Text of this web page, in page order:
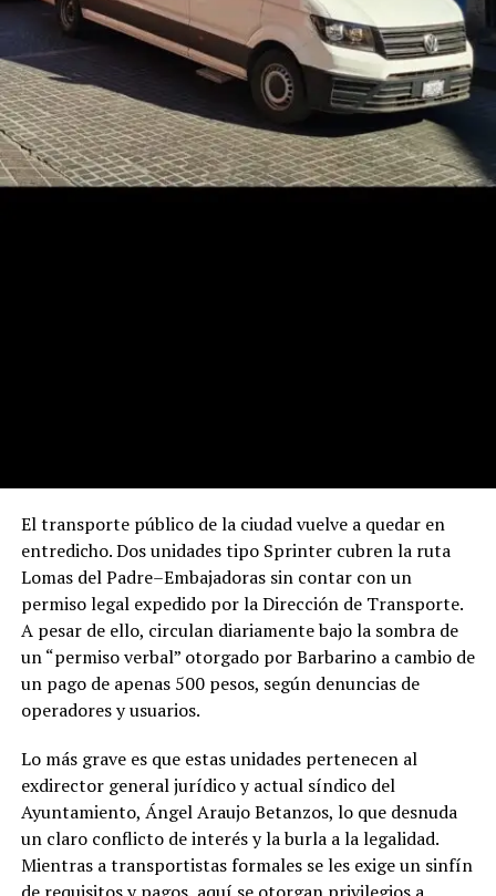
El transporte público de la ciudad vuelve a quedar en
entredicho. Dos unidades tipo Sprinter cubren la ruta
Lomas del Padre–Embajadoras sin contar con un
permiso legal expedido por la Dirección de Transporte.
A pesar de ello, circulan diariamente bajo la sombra de
un “permiso verbal” otorgado por Barbarino a cambio de
un pago de apenas 500 pesos, según denuncias de
operadores y usuarios.
Lo más grave es que estas unidades pertenecen al
exdirector general jurídico y actual síndico del
Ayuntamiento, Ángel Araujo Betanzos, lo que desnuda
un claro conflicto de interés y la burla a la legalidad.
Mientras a transportistas formales se les exige un sinfín